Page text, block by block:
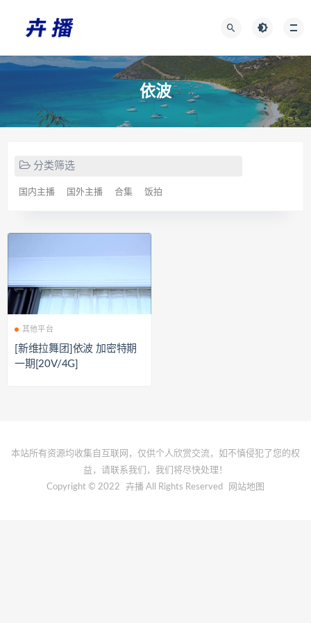
依波
分类筛选
国内主播 国外主播 合集 饭拍
其他平台
[新维拉舞团]依波 加密特期
一期[20V/4G]
本站所有资源均收集自互联网，仅供个人欣赏交流，如不慎侵犯了您的权
益，请联系我们，我们将尽快处理！
Copyright © 2022
卉播 All Rights Reserved 网站地图